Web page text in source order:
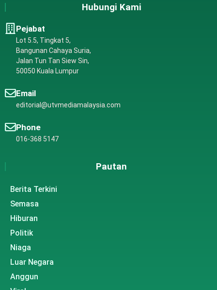
Hubungi Kami
Pejabat
Lot 5.5, Tingkat 5,
Bangunan Cahaya Suria,
Jalan Tun Tan Siew Sin,
50050 Kuala Lumpur
Email
editorial@utvmediamalaysia.com
Phone
016-368 5147
Pautan
Berita Terkini
Semasa
Hiburan
Politik
Niaga
Luar Negara
Anggun